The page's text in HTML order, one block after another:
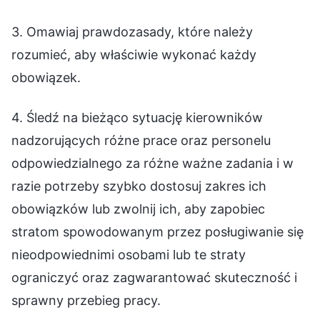
3. Omawiaj prawdozasady, które należy
rozumieć, aby właściwie wykonać każdy
obowiązek.
4. Śledź na bieżąco sytuację kierowników
nadzorujących różne prace oraz personelu
odpowiedzialnego za różne ważne zadania i w
razie potrzeby szybko dostosuj zakres ich
obowiązków lub zwolnij ich, aby zapobiec
stratom spowodowanym przez posługiwanie się
nieodpowiednimi osobami lub te straty
ograniczyć oraz zagwarantować skuteczność i
sprawny przebieg pracy.